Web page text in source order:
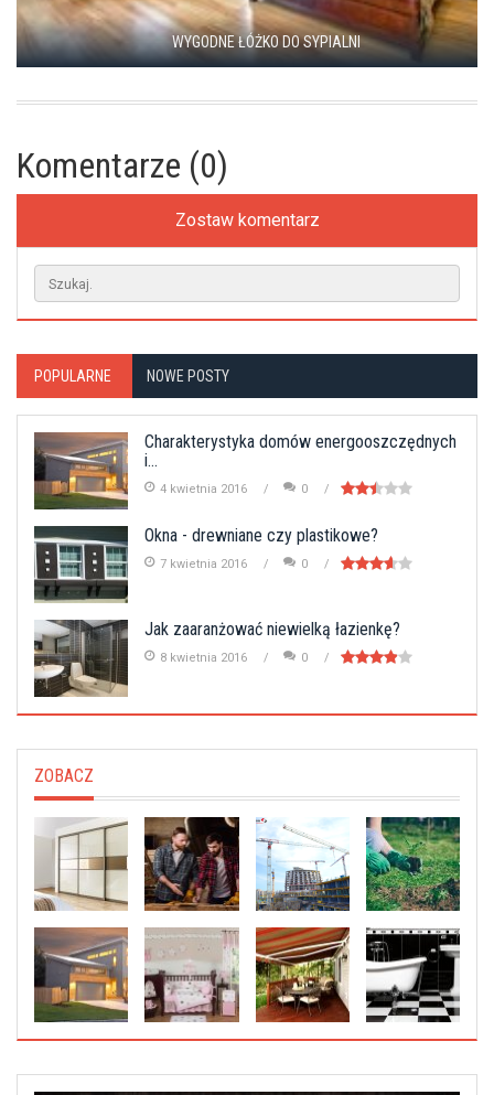
WYGODNE ŁÓŻKO DO SYPIALNI
Komentarze (0)
Zostaw komentarz
POPULARNE NOWE POSTY
Charakterystyka domów energooszczędnych
i...
4 kwietnia 2016 0
Okna - drewniane czy plastikowe?
7 kwietnia 2016 0
Jak zaaranżować niewielką łazienkę?
8 kwietnia 2016 0
ZOBACZ